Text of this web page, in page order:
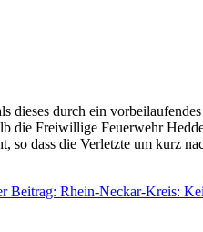
dieses durch ein
die Freiwillige Feuerwehr
so dass die Verletzte um kurz
Beitrag: Rhein-Neckar-Kreis: